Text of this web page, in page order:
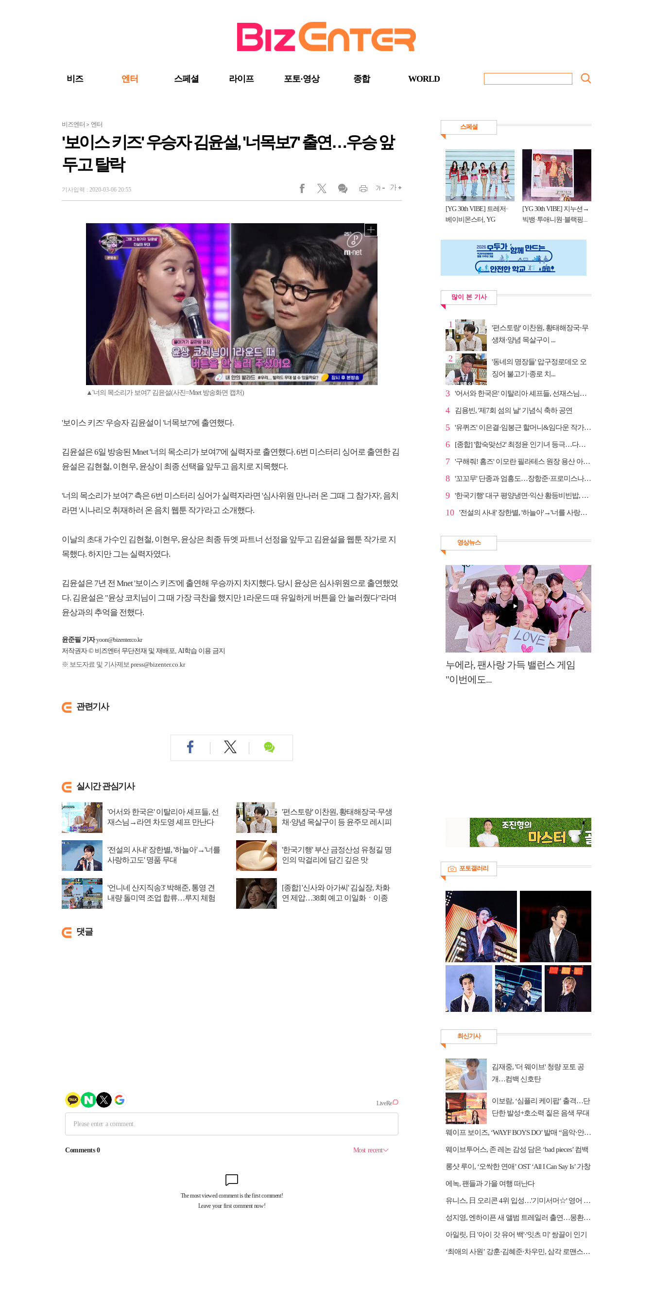
비즈 엔터 스페셜 라이프 포토·영상 종합 WORLD
비즈엔터 > 엔터
'보이스 키즈' 우승자 김윤설, '너목보7' 출연…우승 앞
두고 탈락
기사입력 : 2020-03-06 20:55
▲'너의 목소리가 보여7' 김윤설(사진=Mnet 방송화면 캡처)
'보이스 키즈' 우승자 김윤설이 '너목보7'에 출연했다.
김윤설은 6일 방송된 Mnet '너의 목소리가 보여7'에 실력자로 출연했다. 6번 미스터리 싱어로 출연한 김
윤설은 김현철, 이현우, 윤상이 최종 선택을 앞두고 음치로 지목했다.
'너의 목소리가 보여7' 측은 6번 미스터리 싱어가 실력자라면 '심사위원 만나러 온 그때 그 참가자', 음치
라면 '시나리오 취재하러 온 음치 웹툰 작가'라고 소개했다.
이날의 초대 가수인 김현철, 이현우, 윤상은 최종 듀엣 파트너 선정을 앞두고 김윤설을 웹툰 작가로 지
목했다. 하지만 그는 실력자였다.
김윤설은 7년 전 Mnet '보이스 키즈'에 출연해 우승까지 차지했다. 당시 윤상은 심사위원으로 출연했었
다. 김윤설은 "윤상 코치님이 그 때 가장 극찬을 했지만 1라운드 때 유일하게 버튼을 안 눌러줬다"라며
윤상과의 추억을 전했다.
윤준필 기자 yoon@bizenter.co.kr
저작권자 © 비즈엔터 무단전재 및 재배포, AI학습 이용 금지
※ 보도자료 및 기사제보 press@bizenter.co.kr
관련기사
실시간 관심기사
'어서와 한국은' 이탈리아 셰프들, 선
재스님→라연 차도영 셰프 만난다
'편스토랑' 이찬원, 황태해장국·무생
채·양념 목살구이 등 윤주모 레시피
'전설의 사내' 장한별, '하늘아'→'너를
사랑하고도' 명품 무대
'한국기행' 부산 금정산성 유청길 명
인의 막걸리에 담긴 깊은 맛
'언니네 산지직송3' 박해준, 통영 견
내량 돌미역 조업 합류…루지 체험
[종합] '신사와 아가씨' 김실장, 차화
연 제압…38회 예고 이일화ㆍ이종
댓글
스페셜
[YG 30th VIBE] 트레저·
베이비몬스터, YG
[YG 30th VIBE] 지누션→
빅뱅·투애니원·블랙핑...
많이 본 기사
1
'편스토랑' 이찬원, 황태해장국·무
생채·양념 목살구이 ...
2
'동네의 명장들' 압구정로데오 오
징어 불고기·종로 치...
3 '어서와 한국은' 이탈리아 셰프들, 선재스님→라연 차도...
4 김용빈, '제7회 섬의 날' 기념식 축하 공연
5 '유퀴즈' 이은결·임봉근 할머니&임다운 작가·이승철, '...
6 [종합] '합숙맞선2' 최정윤 인기녀 등극…다음주 마지막...
7 '구해줘! 홈즈' 이모란 필라테스 원장 용산 아파트 방...
8 '꼬꼬무' 단종과 엄흥도…장항준·프로미스나인 이채영·...
9 '한국기행' 대구 평양냉면·익산 황등비빈밥, 백년 식당...
10 '전설의 사내' 장한별, '하늘아'→'너를 사랑하고도' 명...
영상뉴스
누에라, 팬사랑 가득 밸런스 게임
"이번에도...
포토갤러리
최신기사
김재중, '더 웨이브' 청량 포토 공
개…컴백 신호탄
이보람, ‘심플리 케이팝’ 출격…단
단한 발성+호소력 짙은 음색 무대
웨이프 보이즈, ‘WAYF BOYS DO’ 발매 “음악·안무·비주얼 직접 참여”
웨이브투어스, 존 레논 감성 담은 ‘bad pieces’ 컴백
롱샷 루이, ‘오싹한 연애’ OST ‘All I Can Say Is’ 가창
에녹, 팬들과 가을 여행 떠난다
유니스, 日 오리콘 4위 입성…'기미서머☆' 영어 버전 발표
성지영, 엔하이픈 새 앨범 트레일러 출연…몽환적 서사 완성
아일릿, 日 '아이 갓 유어 백'·'잇츠 미' 쌍끌이 인기
‘최애의 사원’ 강훈·김혜준·차우민, 삼각 로맨스 강렬한 첫 만남